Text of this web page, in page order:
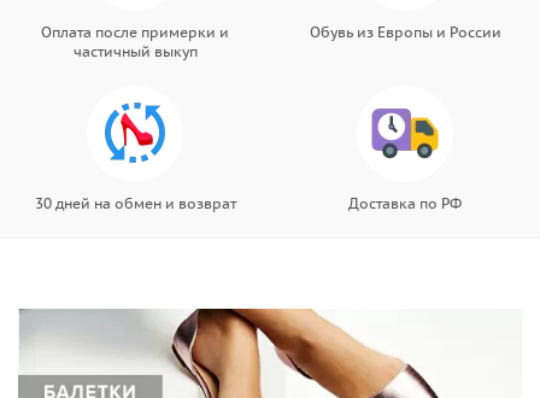
Оплата после примерки и
частичный выкуп
Обувь из Европы и России
30 дней на обмен и возврат Доставка по РФ